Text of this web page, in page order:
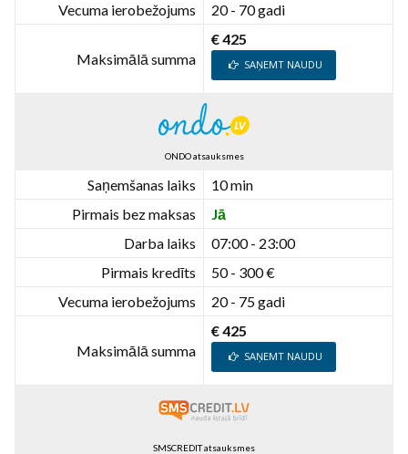
Vecuma ierobežojums
20 - 70 gadi
Maksimālā summa
€ 425
SAŅEMT NAUDU
ONDO atsauksmes
Saņemšanas laiks
10 min
Pirmais bez maksas
Jā
Darba laiks
07:00 - 23:00
Pirmais kredīts
50 - 300 €
Vecuma ierobežojums
20 - 75 gadi
Maksimālā summa
€ 425
SAŅEMT NAUDU
SMSCREDIT atsauksmes